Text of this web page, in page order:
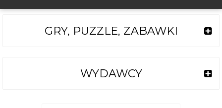
GRY, PUZZLE, ZABAWKI
WYDAWCY